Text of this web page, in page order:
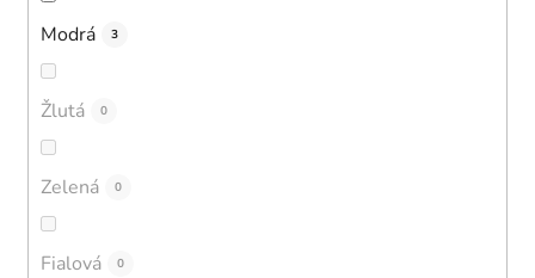
Modrá 3
Žlutá 0
Zelená 0
Fialová 0